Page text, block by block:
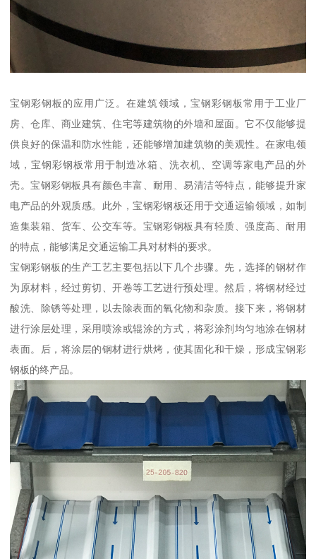
宝钢彩钢板的应用广泛。在建筑领域，宝钢彩钢板常用于工业厂
房、仓库、商业建筑、住宅等建筑物的外墙和屋面。它不仅能够提
供良好的保温和防水性能，还能够增加建筑物的美观性。在家电领
域，宝钢彩钢板常用于制造冰箱、洗衣机、空调等家电产品的外
壳。宝钢彩钢板具有颜色丰富、耐用、易清洁等特点，能够提升家
电产品的外观质感。此外，宝钢彩钢板还用于交通运输领域，如制
造集装箱、货车、公交车等。宝钢彩钢板具有轻质、强度高、耐用
的特点，能够满足交通运输工具对材料的要求。
宝钢彩钢板的生产工艺主要包括以下几个步骤。先，选择的钢材作
为原材料，经过剪切、开卷等工艺进行预处理。然后，将钢材经过
酸洗、除锈等处理，以去除表面的氧化物和杂质。接下来，将钢材
进行涂层处理，采用喷涂或辊涂的方式，将彩涂剂均匀地涂在钢材
表面。后，将涂层的钢材进行烘烤，使其固化和干燥，形成宝钢彩
钢板的终产品。